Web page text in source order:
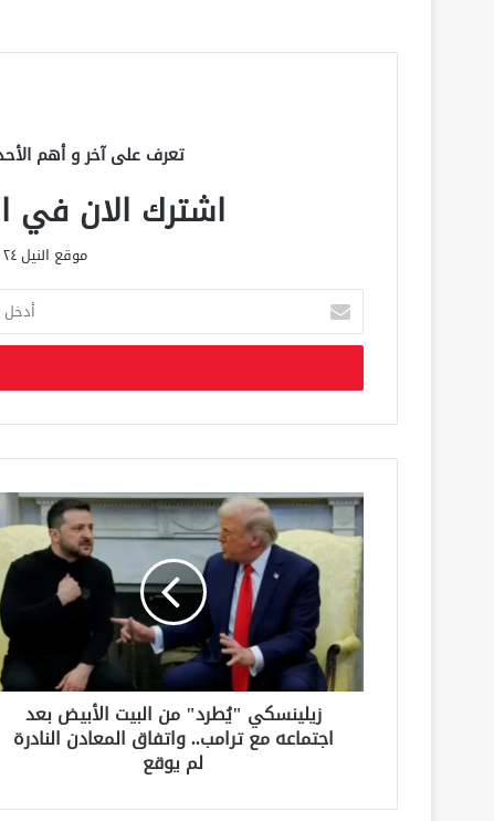
تعرف على آخر و أهم
اشترك الان في
موقع النيل ٢٤ الحصري علي مدار الساعة
خ
ب
د
ك
ا
ل
إ
ل
ك
ر
ن
زيلينسكي "يُطرد" من البيت الأبيض بعد
اجتماعه مع ترامب.. واتفاق المعادن النادرة
لم يوقع